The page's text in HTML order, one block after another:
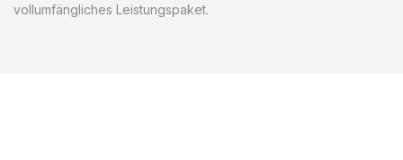
vollumfängliches Leistungspaket.